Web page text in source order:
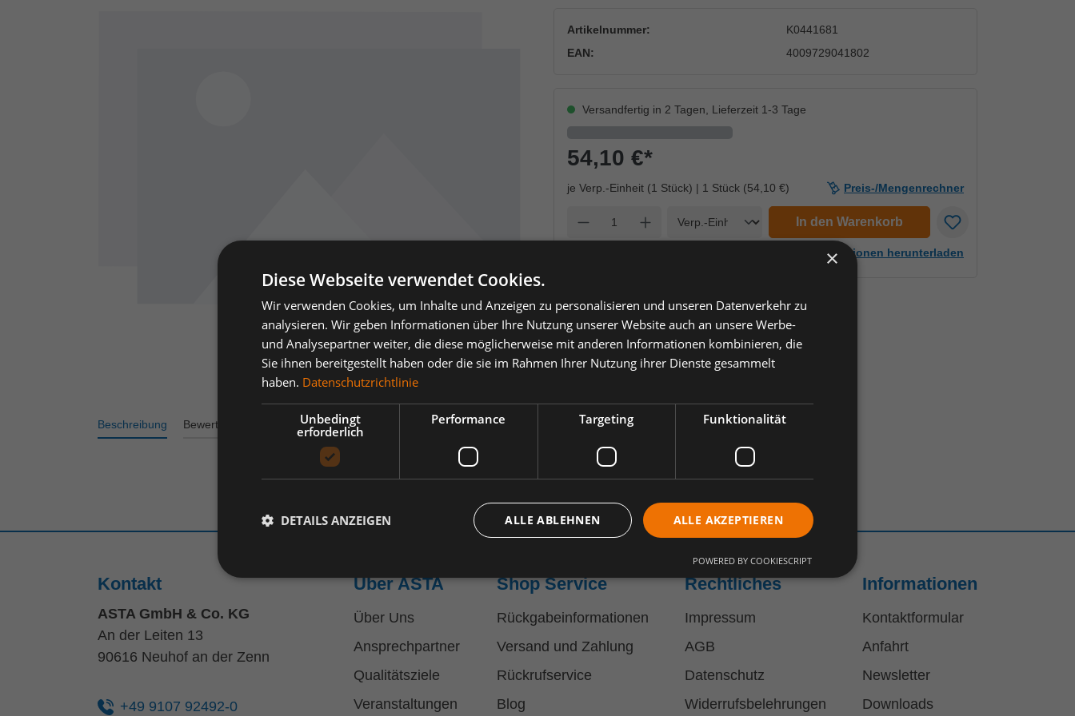
Artikelnummer:
K0441681
EAN:
4009729041802
Versandfertig in 2 Tagen, Lieferzeit 1-3 Tage
54,10 €*
je Verp.-Einheit (1 Stück) | 1 Stück (54,10 €) Preis-/Mengenrechner
Anzahl verringernAnzahl erhöhen In den Warenkorb
Artikelinformationen herunterladen
Beschreibung Bewertungen
Kontakt
ASTA GmbH & Co. KG
An der Leiten 13
90616 Neuhof an der Zenn
+49 9107 92492-0
Über ASTA
Über Uns
Ansprechpartner
Qualitätsziele
Veranstaltungen
Shop Service
Rückgabeinformationen
Versand und Zahlung
Rückrufservice
Blog
Rechtliches
Impressum
AGB
Datenschutz
Widerrufsbelehrungen
Informationen
Kontaktformular
Anfahrt
Newsletter
Downloads
×
Diese Webseite verwendet Cookies.
Wir verwenden Cookies, um Inhalte und Anzeigen zu personalisieren und unseren Datenverkehr zu
analysieren. Wir geben Informationen über Ihre Nutzung unserer Website auch an unsere Werbe-
und Analysepartner weiter, die diese möglicherweise mit anderen Informationen kombinieren, die
Sie ihnen bereitgestellt haben oder die sie im Rahmen Ihrer Nutzung ihrer Dienste gesammelt
haben. Datenschutzrichtlinie
Unbedingt
erforderlich
Performance Targeting Funktionalität
ALLE AKZEPTIEREN
ALLE ABLEHNEN
DETAILS ANZEIGEN
POWERED BY COOKIESCRIPT